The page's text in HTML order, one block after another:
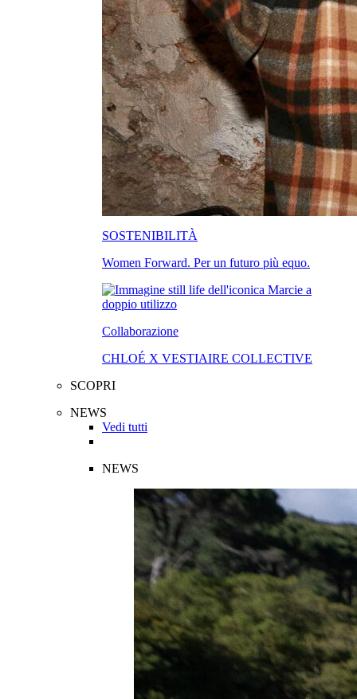
SOSTENIBILITÀ
Women Forward. Per un futuro più equo.
Collaborazione
CHLOÉ X VESTIAIRE COLLECTIVE
SCOPRI
NEWS
Vedi tutti
NEWS